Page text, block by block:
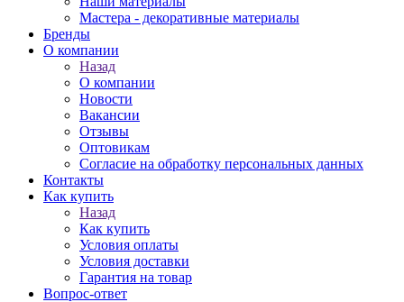
Мастера - декоративные материалы
Бренды
О компании
Назад
О компании
Новости
Вакансии
Отзывы
Оптовикам
Cогласие на обработку персональных данных
Контакты
Как купить
Назад
Как купить
Условия оплаты
Условия доставки
Гарантия на товар
Вопрос-ответ